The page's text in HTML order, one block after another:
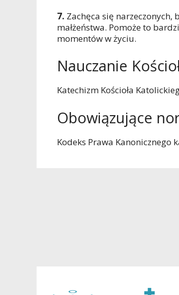
7. Zachęca się
małżeństwa. Pomoże to
momentów w życiu.
Nauczanie
Katechizm Kościoła
Obowiązujące
Kodeks Prawa Kanonicznego